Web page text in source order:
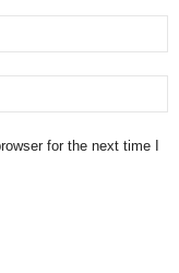
for the next time I